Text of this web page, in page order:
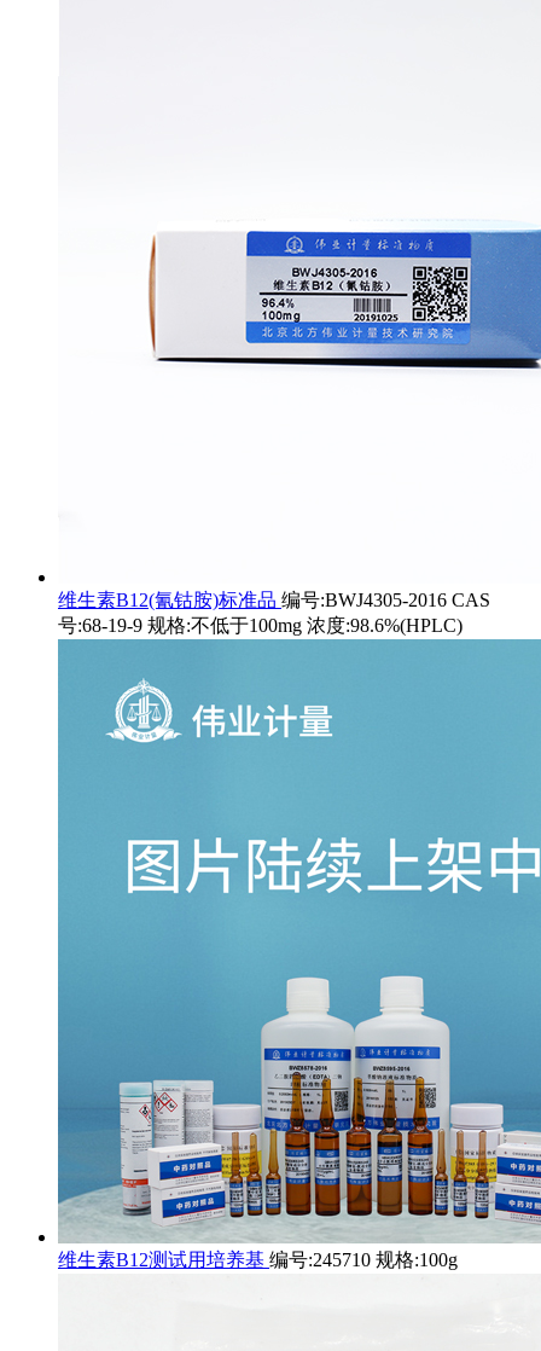
维生素B12(氰钴胺)标准品 编号:BWJ4305-2016 CAS
号:68-19-9 规格:不低于100mg 浓度:98.6%(HPLC)
维生素B12测试用培养基 编号:245710 规格:100g